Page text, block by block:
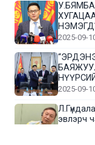
2025-09-
2025-09-
эвлэрч